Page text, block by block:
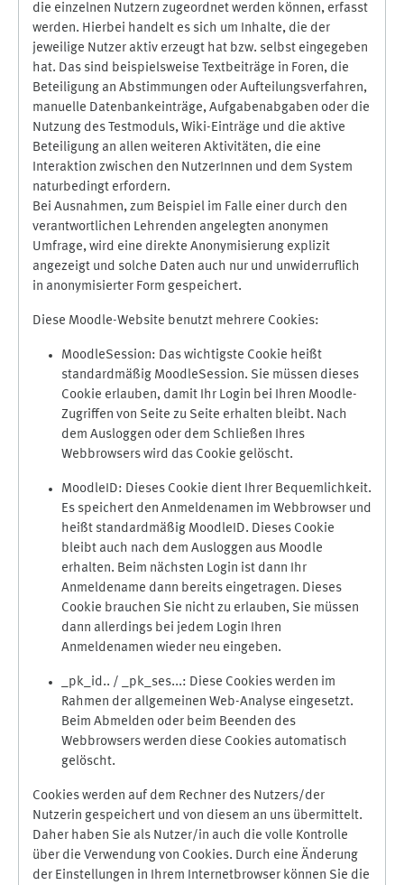
die einzelnen Nutzern zugeordnet werden können, erfasst
werden. Hierbei handelt es sich um Inhalte, die der
jeweilige Nutzer aktiv erzeugt hat bzw. selbst eingegeben
hat. Das sind beispielsweise Textbeiträge in Foren, die
Beteiligung an Abstimmungen oder Aufteilungsverfahren,
manuelle Datenbankeinträge, Aufgabenabgaben oder die
Nutzung des Testmoduls, Wiki-Einträge und die aktive
Beteiligung an allen weiteren Aktivitäten, die eine
Interaktion zwischen den NutzerInnen und dem System
naturbedingt erfordern.
Bei Ausnahmen, zum Beispiel im Falle einer durch den
verantwortlichen Lehrenden angelegten anonymen
Umfrage, wird eine direkte Anonymisierung explizit
angezeigt und solche Daten auch nur und unwiderruflich
in anonymisierter Form gespeichert.
Diese Moodle-Website benutzt mehrere Cookies:
MoodleSession: Das wichtigste Cookie heißt
standardmäßig MoodleSession. Sie müssen dieses
Cookie erlauben, damit Ihr Login bei Ihren Moodle-
Zugriffen von Seite zu Seite erhalten bleibt. Nach
dem Ausloggen oder dem Schließen Ihres
Webbrowsers wird das Cookie gelöscht.
MoodleID: Dieses Cookie dient Ihrer Bequemlichkeit.
Es speichert den Anmeldenamen im Webbrowser und
heißt standardmäßig MoodleID. Dieses Cookie
bleibt auch nach dem Ausloggen aus Moodle
erhalten. Beim nächsten Login ist dann Ihr
Anmeldename dann bereits eingetragen. Dieses
Cookie brauchen Sie nicht zu erlauben, Sie müssen
dann allerdings bei jedem Login Ihren
Anmeldenamen wieder neu eingeben.
_pk_id.. / _pk_ses...: Diese Cookies werden im
Rahmen der allgemeinen Web-Analyse eingesetzt.
Beim Abmelden oder beim Beenden des
Webbrowsers werden diese Cookies automatisch
gelöscht.
Cookies werden auf dem Rechner des Nutzers/der
Nutzerin gespeichert und von diesem an uns übermittelt.
Daher haben Sie als Nutzer/in auch die volle Kontrolle
über die Verwendung von Cookies. Durch eine Änderung
der Einstellungen in Ihrem Internetbrowser können Sie die